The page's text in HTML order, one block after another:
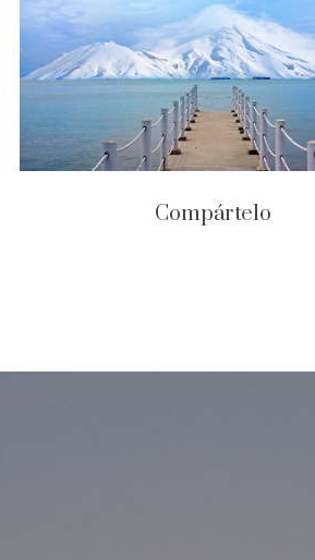
Compártelo